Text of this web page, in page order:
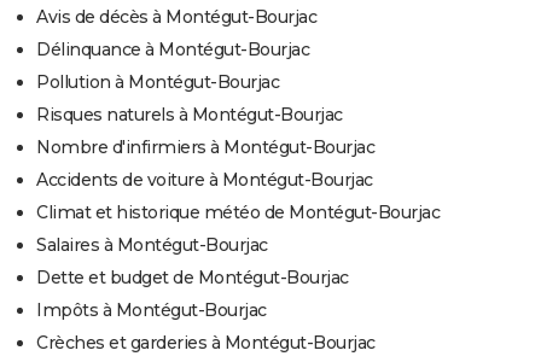
Avis de décès à Montégut-Bourjac
Délinquance à Montégut-Bourjac
Pollution à Montégut-Bourjac
Risques naturels à Montégut-Bourjac
Nombre d'infirmiers à Montégut-Bourjac
Accidents de voiture à Montégut-Bourjac
Climat et historique météo de Montégut-Bourjac
Salaires à Montégut-Bourjac
Dette et budget de Montégut-Bourjac
Impôts à Montégut-Bourjac
Crèches et garderies à Montégut-Bourjac